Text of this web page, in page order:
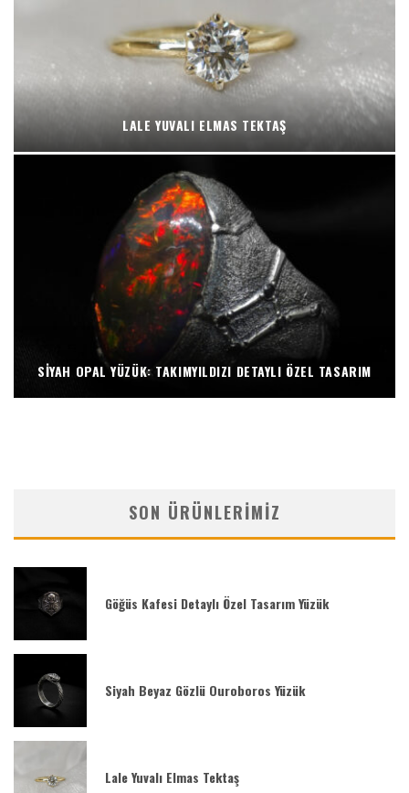
LALE YUVALI ELMAS TEKTAŞ
SIYAH OPAL YÜZÜK: TAKIMYILDIZI DETAYLI ÖZEL TASARIM
SON ÜRÜNLERIMIZ
Göğüs Kafesi Detaylı Özel Tasarım Yüzük
Siyah Beyaz Gözlü Ouroboros Yüzük
Lale Yuvalı Elmas Tektaş